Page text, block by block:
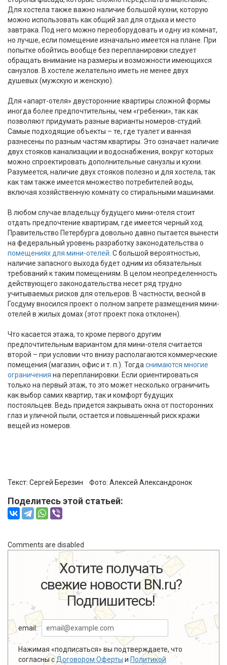
Для хостела также важно наличие большой кухни, которую
можно использовать как общий зал для отдыха и место
завтрака. Под него можно переоборудовать и одну из комнат,
но лучше, если помещение изначально имеется на плане. При
попытке обойтись вообще без перепланировки следует
обращать внимание на размеры и возможности имеющихся
санузлов. В хостеле желательно иметь не менее двух
душевых (мужскую и женскую).
Для «апарт-отеля» двусторонние квартиры сложной формы
иногда более предпочтительны, чем «гребенки», так как
позволяют придумать разные варианты номеров-студий.
Самые подходящие объекты – те, где туалет и ванная
разнесены по разным частям квартиры. Это означает наличие
двух стояков канализации и водоснабжения, вокруг которых
можно спроектировать дополнительные санузлы и кухни.
Разумеется, наличие двух стояков полезно и для хостела, так
как там также имеется множество потребителей воды,
включая хозяйственную комнату со стиральными машинами.
В любом случае владельцу будущего мини-отеля стоит
отдать предпочтение квартирам, где имеется черный ход.
Правительство Петербурга довольно давно пытается вынести
на федеральный уровень разработку законодательства о
помещениях для мини-отелей . С большой вероятностью,
наличие запасного выхода будет одним из обязательных
требований к таким помещениям. В целом неопределенность
действующего законодательства несет ряд трудно
учитываемых рисков для отельеров. В частности, весной в
Госдуму вносился проект о полном запрете размещения мини-
отелей в жилых домах (этот проект пока отклонен).
Что касается этажа, то кроме первого другим
предпочтительным вариантом для мини-отеля считается
второй – при условии что внизу располагаются коммерческие
помещения (магазин, офис и т. п.). Тогда снимаются многие
ограничения на перепланировки. Если ориентироваться
только на первый этаж, то это может несколько ограничить
как выбор самих квартир, так и комфорт будущих
постояльцев. Ведь придется закрывать окна от посторонних
глаз и уличной пыли, остается и повышенный риск кражи
вещей из номеров.
Текст: Сергей Березин Фото: Алексей Александронок
Поделитесь этой статьей:
Comments are disabled
Хотите получать
свежие новости BN.ru?
Подпишитесь!
email:
Нажимая «подписаться» вы подтверждаете, что
согласны сДоговором Оферты и Политикой